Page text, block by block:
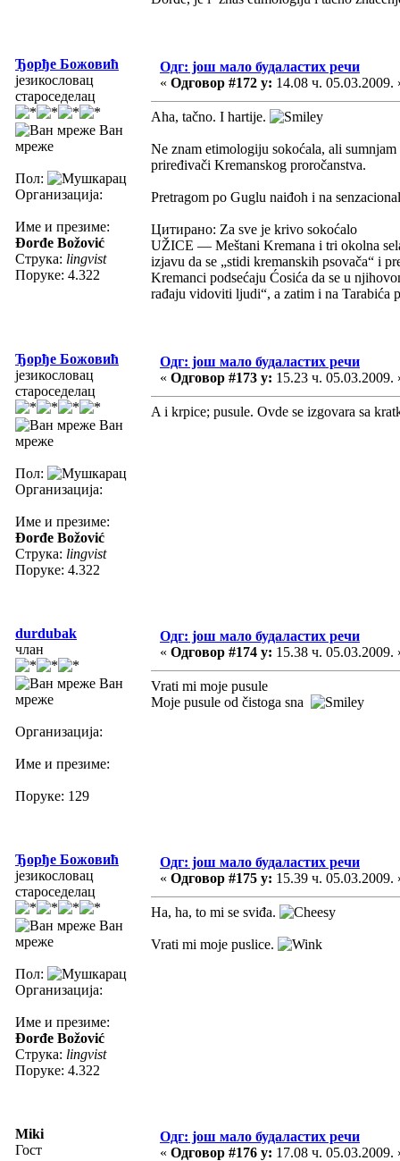
Ђорђе Божовић
језикословац
староседелац
Ван
мреже
Пол:
Организација:
Име и презиме:
Đorđe Božović
Струка: lingvist
Поруке: 4.322
Одг: још мало будаластих речи
« Одговор #172 у: 14.08 ч. 05.03.2009.
Aha, tačno. I hartije.
Ne znam etimologiju sokoćala, ali
priređivači Kremanskog proročanstva.
Pretragom po Guglu naiđoh i na
Цитирано: Za sve je krivo sokoćalo
UŽICE — Meštani Kremana i tri okolna
izjavu da se „stidi kremanskih psovača“ i
Kremanci podsećaju Ćosića da se u
rađaju vidoviti ljudi“, a zatim i na Tarabića
Ђорђе Божовић
језикословац
староседелац
Ван
мреже
Пол:
Организација:
Име и презиме:
Đorđe Božović
Струка: lingvist
Поруке: 4.322
Одг: још мало будаластих речи
« Одговор #173 у: 15.23 ч. 05.03.2009.
A i krpice; pusule. Ovde se izgovara sa
durdubak
члан
Ван
мреже
Организација:
Име и презиме:
Поруке: 129
Одг: још мало будаластих речи
« Одговор #174 у: 15.38 ч. 05.03.2009.
Vrati mi moje pusule
Moje pusule od čistoga sna
Ђорђе Божовић
језикословац
староседелац
Ван
мреже
Пол:
Организација:
Име и презиме:
Đorđe Božović
Струка: lingvist
Поруке: 4.322
Одг: још мало будаластих речи
« Одговор #175 у: 15.39 ч. 05.03.2009.
Ha, ha, to mi se sviđa.
Vrati mi moje puslice.
Miki
Гост
Одг: још мало будаластих речи
« Одговор #176 у: 17.08 ч. 05.03.2009.